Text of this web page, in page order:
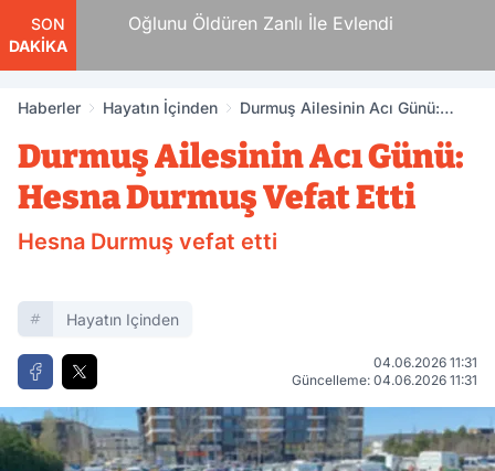
SON
DAKİKA
Oğlunu Öldüren Zanlı İle Evlendi
Haberler Hayatın İçinden
Durmuş Ailesinin Acı Günü:
Durmuş Ailesinin Acı Günü:
Hesna Durmuş Vefat Etti
Hesna Durmuş vefat etti
Hayatın Içinden
04.06.2026 11:31
Güncelleme: 04.06.2026 11:31